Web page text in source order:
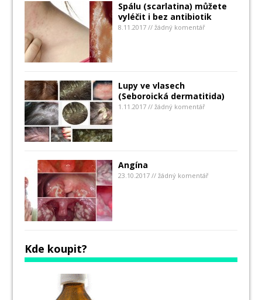
Spálu (scarlatina) můžete
vyléčit i bez antibiotik
8.11.2017 // žádný komentář
Lupy ve vlasech
(Seboroická dermatitida)
1.11.2017 // žádný komentář
Angína
23.10.2017 // žádný komentář
Kde koupit?